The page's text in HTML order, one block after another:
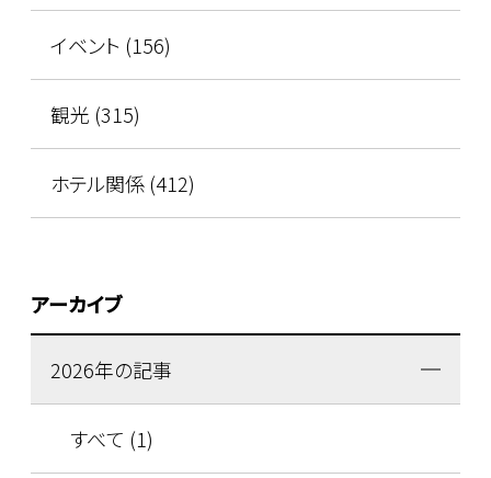
イベント (156)
観光 (315)
ホテル関係 (412)
アーカイブ
2026年の記事
すべて (1)